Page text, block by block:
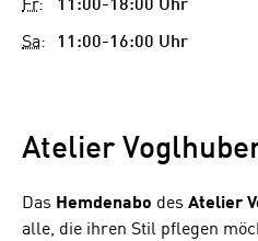
Fr: 11:00-18:00 Uhr
Sa: 11:00-16:00 Uhr
Atelier
Das Hemdenabo des Atelier
alle, die ihren Stil pflegen